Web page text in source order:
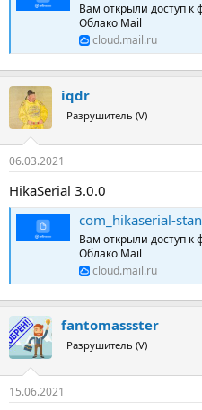
Вам открыли доступ
Облако Mail
cloud.mail.ru
iqdr
Разрушитель (V)
06.03.2021
HikaSerial 3.0.0
com_hikaserial-
Вам открыли доступ
Облако Mail
cloud.mail.ru
fantomassster
Разрушитель (V)
15.06.2021